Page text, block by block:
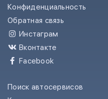
Конфиденциальность
Обратная связь
Инстаграм
Вконтакте
Facebook
Поиск автосервисов